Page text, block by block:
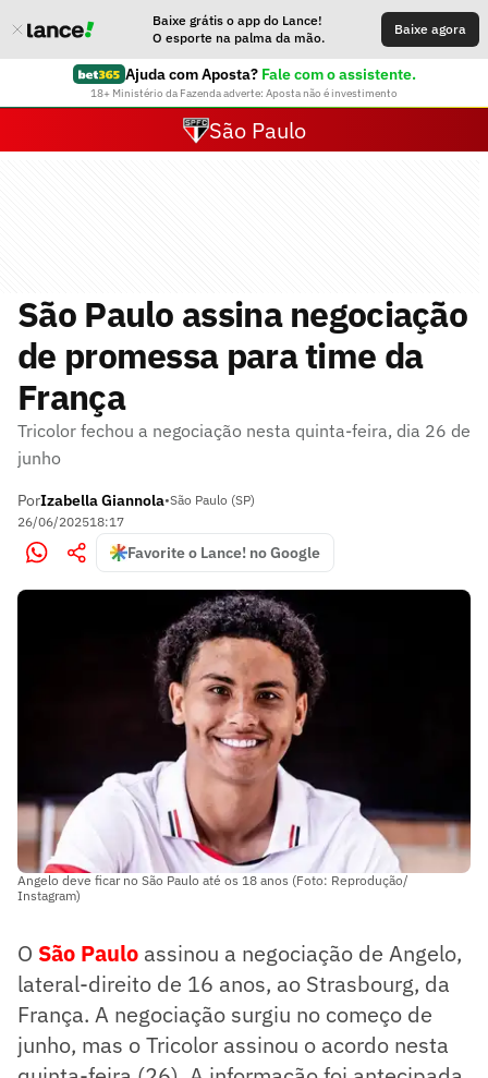
Baixe grátis o app do Lance!
O esporte na palma da mão.
Baixe agora
Ajuda com Aposta? Fale com o assistente.
18+ Ministério da Fazenda adverte: Aposta não é investimento
São Paulo
São Paulo assina negociação
de promessa para time da
França
Tricolor fechou a negociação nesta quinta-feira, dia 26 de
junho
PorIzabella Giannola•São Paulo (SP)
26/06/202518:17
Favorite o Lance! no Google
Angelo deve ficar no São Paulo até os 18 anos (Foto: Reprodução/
Instagram)
O São Paulo assinou a negociação de Angelo,
lateral-direito de 16 anos, ao Strasbourg, da
França. A negociação surgiu no começo de
junho, mas o Tricolor assinou o acordo nesta